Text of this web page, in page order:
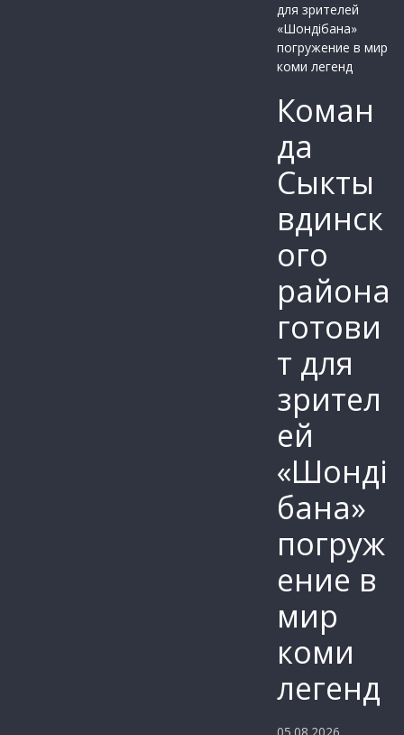
Коман
да
Сыкты
вдинск
ого
района
готови
т для
зрител
ей
«Шонді
бана»
погруж
ение в
мир
коми
легенд
05.08.2026